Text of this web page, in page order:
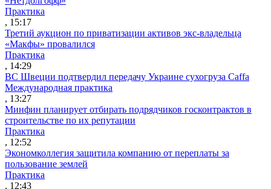
Практика
, 15:17
Третий аукцион по приватизации активов экс-владельца
«Макфы» провалился
Практика
, 14:29
ВС Швеции подтвердил передачу Украине сухогруза Caffa
Международная практика
, 13:27
Минфин планирует отбирать подрядчиков госконтрактов в
строительстве по их репутации
Практика
, 12:52
Экономколлегия защитила компанию от переплаты за
пользование землей
Практика
, 12:43